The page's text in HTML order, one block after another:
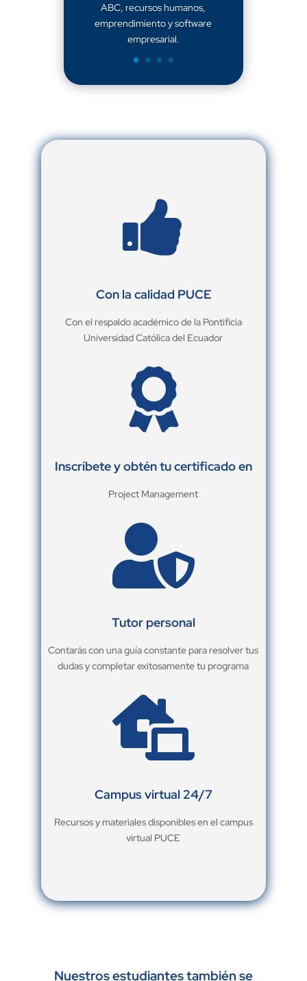
ABC, recursos humanos,
emprendimiento y software
empresarial.

Con la calidad PUCE
Con el respaldo académico de la Pontificia
Universidad Católica del Ecuador

Inscríbete y obtén tu certificado en
Project Management

Tutor personal
Contarás con una guía constante para resolver tus
dudas y completar exitosamente tu programa

Campus virtual 24/7
Recursos y materiales disponibles en el campus
virtual PUCE
Nuestros estudiantes también se